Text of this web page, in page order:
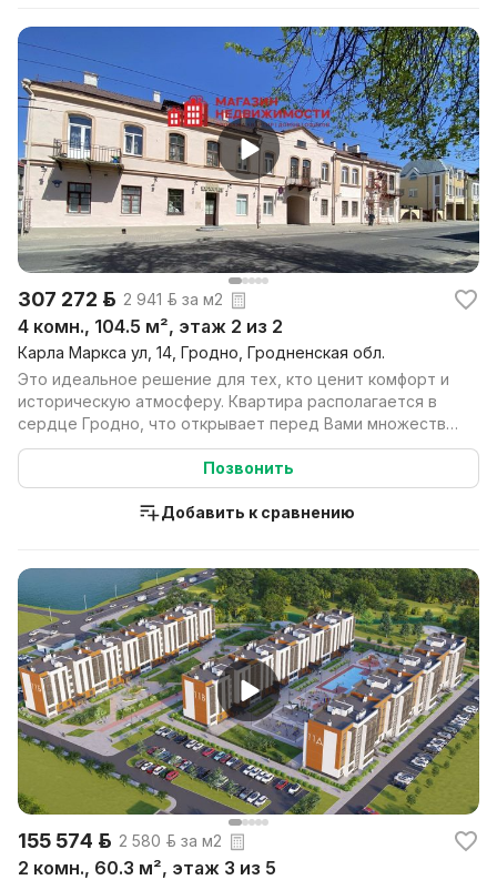
307 272 р. 2 941 р. за м2
4 комн., 104.5 м², этаж 2 из 2
Карла Маркса ул, 14, Гродно, Гродненская обл.
Это идеальное решение для тех, кто ценит комфорт и
историческую атмосферу. Квартира располагается в
сердце Гродно, что открывает перед Вами множество
...
Позвонить
Добавить к сравнению
155 574 р. 2 580 р. за м2
2 комн., 60.3 м², этаж 3 из 5